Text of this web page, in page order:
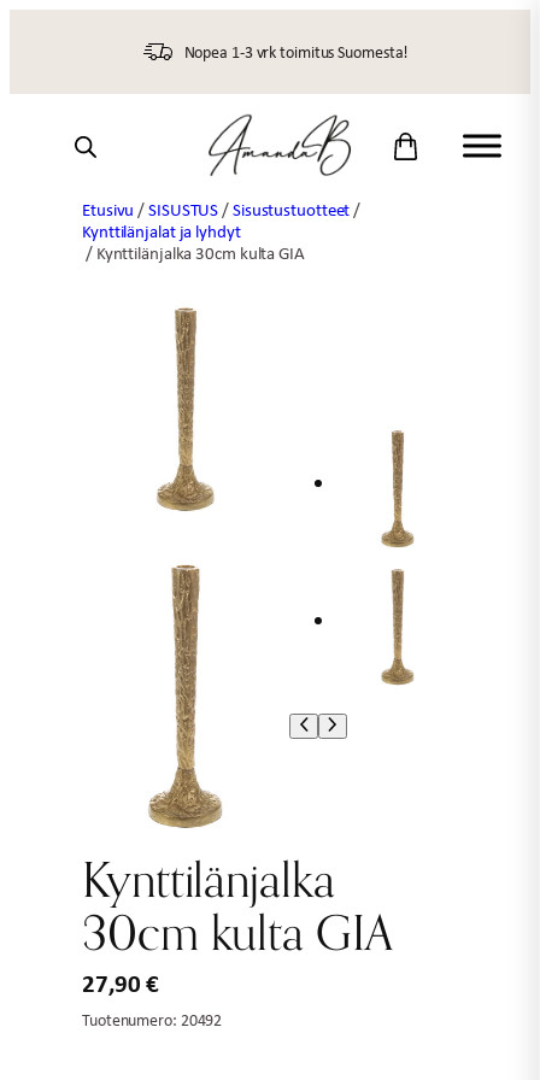
Nopea 1-3 vrk toimitus Suomesta!
Etusivu /SISUSTUS/Sisustustuotteet/
Kynttilänjalat ja lyhdyt
/ Kynttilänjalka 30cm kulta GIA
Kynttilänjalka
30cm kulta GIA
27,90€
Tuotenumero: 20492